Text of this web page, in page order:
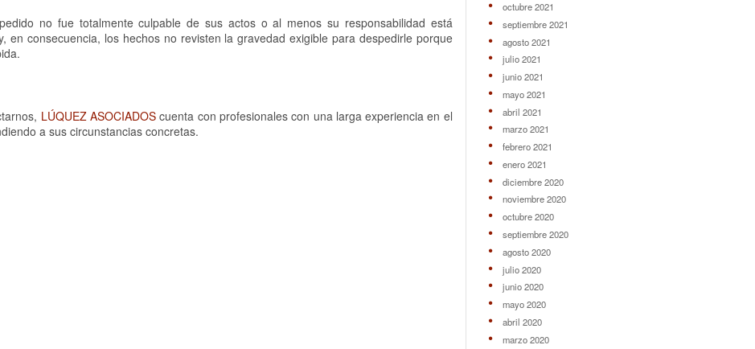
no fue totalmente culpable de sus actos o al menos su responsabilidad está
en consecuencia, los hechos no revisten la gravedad exigible para despedirle porque
LÚQUEZ ASOCIADOS cuenta con profesionales con una larga experiencia en el
a sus circunstancias concretas.
octubre 2021
septiembre 2021
agosto 2021
julio 2021
junio 2021
mayo 2021
abril 2021
marzo 2021
febrero 2021
enero 2021
diciembre 2020
noviembre 2020
octubre 2020
septiembre 2020
agosto 2020
julio 2020
junio 2020
mayo 2020
abril 2020
marzo 2020